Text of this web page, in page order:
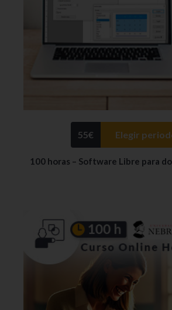
55€ Elegir
100 horas – Software Libre para